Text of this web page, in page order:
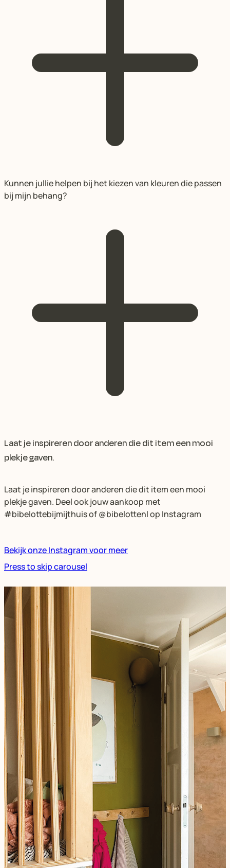
Kunnen jullie helpen bij het kiezen van kleuren die passen
bij mijn behang?
Laat je inspireren door anderen die dit item een mooi
plekje gaven.
Laat je inspireren door anderen die dit item een mooi
plekje gaven. Deel ook jouw aankoop met
#bibelottebijmijthuis of @bibelottenl op Instagram
Bekijk onze Instagram voor meer
Press to skip carousel